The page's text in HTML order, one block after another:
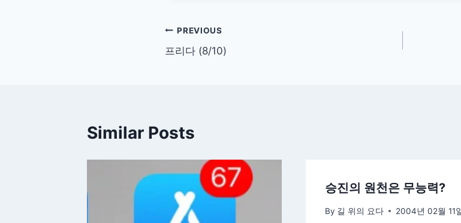
글
탐
PREVIOUS
프리다 (8/10)
Similar Posts
승진의 원천은 무능력?
By 길 위의 요다 2004년 02월 11